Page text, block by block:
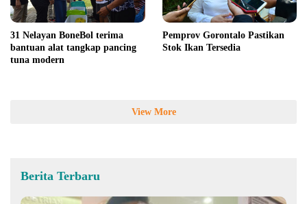
31 Nelayan BoneBol terima
bantuan alat tangkap pancing
tuna modern
Pemprov Gorontalo Pastikan
Stok Ikan Tersedia
View More
Berita Terbaru